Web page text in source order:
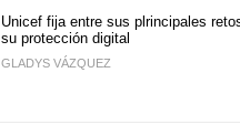
Unicef fija entre sus plrincipales
su protección digital
GLADYS VÁZQUEZ